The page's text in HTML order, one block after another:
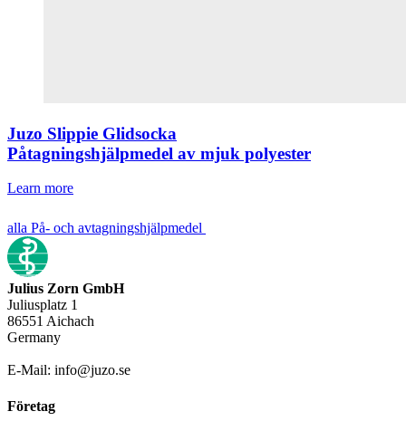
Juzo Slippie Glidsocka
Påtagningshjälpmedel av mjuk polyester
Learn more
alla På- och avtagningshjälpmedel
Julius Zorn GmbH
Juliusplatz 1
86551 Aichach
Germany
E-Mail: info@juzo.se
Företag